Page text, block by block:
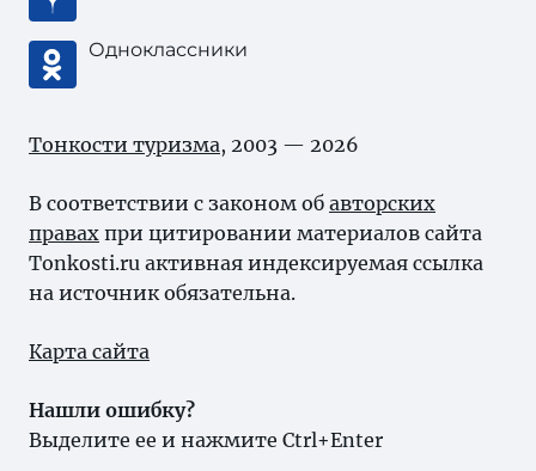
Одноклассники
Тонкости туризма, 2003 — 2026
В соответствии с законом об авторских
правах при цитировании материалов сайта
Tonkosti.ru активная индексируемая ссылка
на источник обязательна.
Карта сайта
Нашли ошибку?
Выделите ее и нажмите Ctrl+Enter